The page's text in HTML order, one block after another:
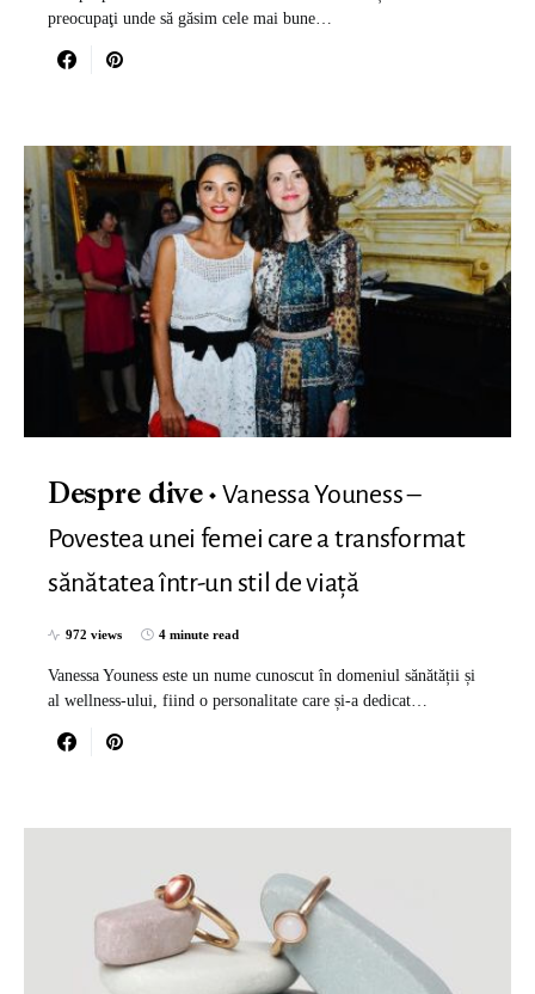
preocupaţi unde să găsim cele mai bune…
Despre dive
Vanessa Youness –
Povestea unei femei care a transformat
sănătatea într-un stil de viață
972 views 4 minute read
Vanessa Youness este un nume cunoscut în domeniul sănătății și
al wellness-ului, fiind o personalitate care și-a dedicat…